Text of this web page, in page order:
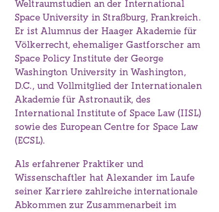
Weltraumstudien an der International
Space University in Straßburg, Frankreich.
Er ist Alumnus der Haager Akademie für
Völkerrecht, ehemaliger Gastforscher am
Space Policy Institute der George
Washington University in Washington,
D.C., und Vollmitglied der Internationalen
Akademie für Astronautik, des
International Institute of Space Law (IISL)
sowie des European Centre for Space Law
(ECSL).
Als erfahrener Praktiker und
Wissenschaftler hat Alexander im Laufe
seiner Karriere zahlreiche internationale
Abkommen zur Zusammenarbeit im